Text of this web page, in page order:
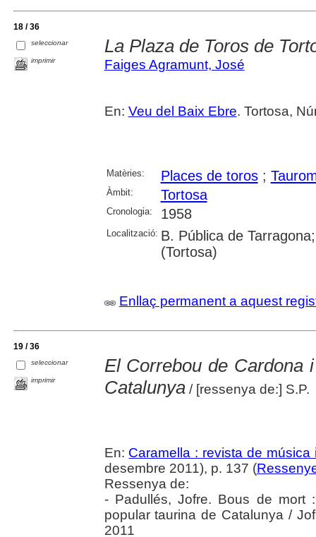
18 / 36
seleccionar
imprimir
La Plaza de Toros de
Faiges Agramunt, José
En: Veu del Baix Ebre. Tortosa,
Matèries: Places de toros;
Àmbit: Tortosa
Cronologia: 1958
Localització: B. Pública de
(Tortosa)
Enllaç permanent a aquest
19 / 36
seleccionar
imprimir
El Correbou de Cardona
Catalunya/ [ressenya de:] S.P.
En: Caramella : revista de música
desembre 2011), p. 137 (
Ressenya de:
- Padullés, Jofre. Bous de mort
popular taurina de Catalunya /
2011